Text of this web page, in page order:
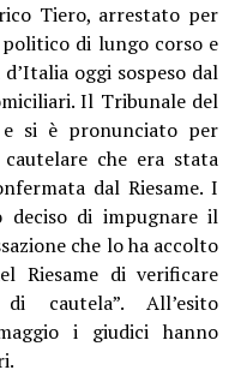
Tiero, arrestato per
di lungo corso e
oggi sospeso dal
Il Tribunale del
e si è pronunciato per
che era stata
dal Riesame. I
di impugnare il
che lo ha accolto
Riesame di verificare
cautela”. All’esito
i giudici hanno